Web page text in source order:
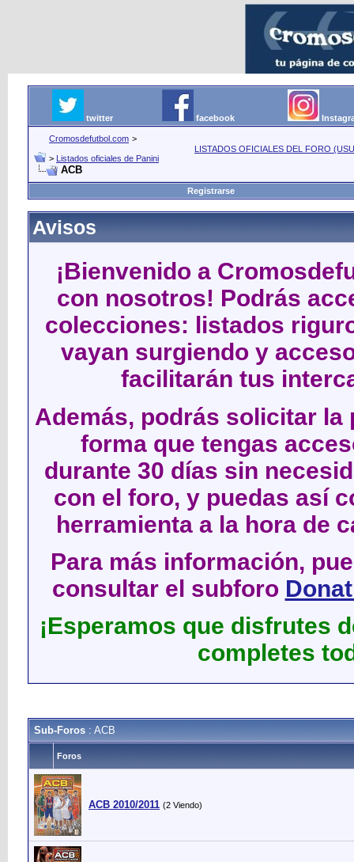
twitter facebook
Cromosdefutbol.com >
LISTADOS OFICIALES DEL FORO
> Listados oficiales de Panini
ACB
Registrarse
Avisos
¡Bienvenido a
con nosotros! Podrás
colecciones: listados
vayan surgiendo y
facilitarán tus
Además, podrás solicitar
forma que tengas
durante 30 días sin
con el foro, y puedas así
herramienta a la hora de
Para más información,
consultar el subforo
¡Esperamos que disfrutes
completes
Sub-Foros : ACB
Foros
ACB 2010/2011 (2 Viendo)